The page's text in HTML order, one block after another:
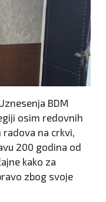
BDM
osim redovnih
na crkvi,
200 godina od
kako za
zbog svoje